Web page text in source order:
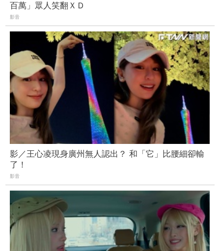
百萬」眾人笑翻ＸＤ
影音
影／王心凌現身廣州無人認出？ 和「它」比腰細卻輸
了！
影音